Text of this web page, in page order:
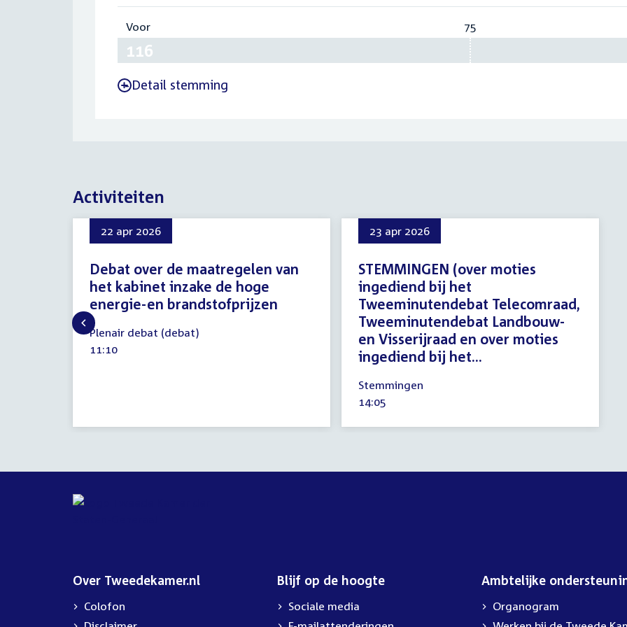
Voor
116
75
- Detail stemming
Activiteiten
22 apr 2026
Debat over de maatregelen van
het kabinet inzake de hoge
energie-en brandstofprijzen
22
april
2026
Plenair debat (debat)
Tijd
11:10
23 apr 2026
STEMMINGEN (over moties
ingediend bij het
Tweeminutendebat Telecomraad,
Tweeminutendebat Landbouw-
en Visserijraad en over moties
ingediend bij het...
april
2026
Stemmingen
Tijd
14:05
Over Tweedekamer.nl
Colofon
Blijf op de hoogte
Sociale media
Ambtelijke
Organogram